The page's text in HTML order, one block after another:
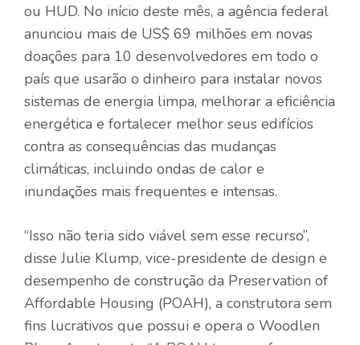
ou HUD. No início deste mês, a agência federal
anunciou mais de US$ 69 milhões em novas
doações para 10 desenvolvedores em todo o
país que usarão o dinheiro para instalar novos
sistemas de energia limpa, melhorar a eficiência
energética e fortalecer melhor seus edifícios
contra as consequências das mudanças
climáticas, incluindo ondas de calor e
inundações mais frequentes e intensas.
“Isso não teria sido viável sem esse recurso”,
disse Julie Klump, vice-presidente de design e
desempenho de construção da Preservation of
Affordable Housing (POAH), a construtora sem
fins lucrativos que possui e opera o Woodlen